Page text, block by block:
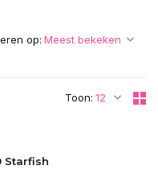
Toon:
op:
Starfish